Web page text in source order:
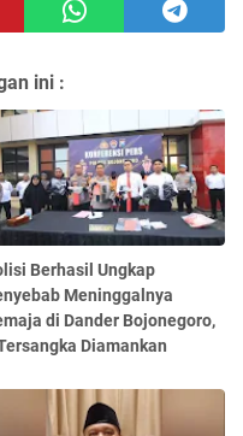
ini :
Berhasil Ungkap
Meninggalnya
di Dander Bojonegoro,
Diamankan